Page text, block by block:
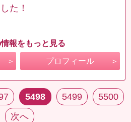
た！
報をもっと見る
プロフィール
5498 5499
5500
次へ